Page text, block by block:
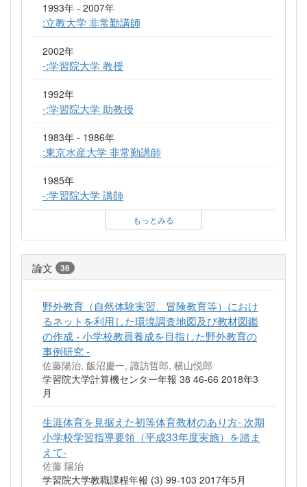
1993年 - 2007年
:立教大学 非常勤講師
2002年
-:学習院大学 教授
1992年
-:学習院大学 助教授
1983年 - 1986年
:東京水産大学 非常勤講師
1985年
-:学習院大学 講師
もっとみる
論文 36
野外教育（自然体験実習、冒険教育等）におけ
るネットを利用した環境調査地図及び教材図鑑
の作成 - 小学校教員養成を目指した野外教育の
事例研究 -
佐藤陽治, 飯沼慶一, 諏訪哲郎, 横山悦郎
学習院大学計算機センター年報 38 46-66 2018年3
月
生涯体育を見据えた初等体育教材のあり方- 次期
小学校学習指導要領（平成33年度実施）を踏ま
えて-
佐藤 陽治
学習院大学教職課程年報 (3) 99-103 2017年5月